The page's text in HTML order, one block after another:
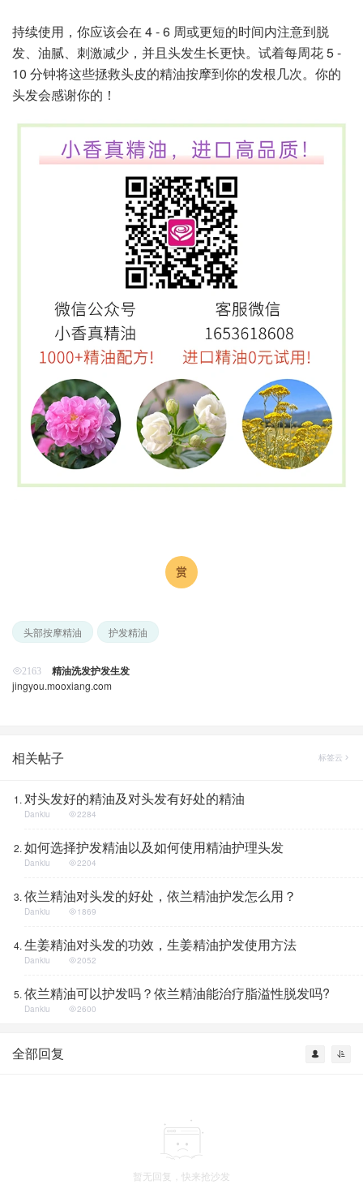
持续使用，你应该会在 4 - 6 周或更短的时间内注意到脱
发、油腻、刺激减少，并且头发生长更快。试着每周花 5 -
10 分钟将这些拯救头皮的精油按摩到你的发根几次。你的
头发会感谢你的！
头部按摩精油 护发精油
2163 精油洗发护发生发
jingyou.mooxiang.com
相关帖子 标签云
对头发好的精油及对头发有好处的精油
Dankiu 2284
如何选择护发精油以及如何使用精油护理头发
Dankiu 2204
依兰精油对头发的好处，依兰精油护发怎么用？
Dankiu 1869
生姜精油对头发的功效，生姜精油护发使用方法
Dankiu 2052
依兰精油可以护发吗？依兰精油能治疗脂溢性脱发吗?
Dankiu 2600
全部回复
暂无回复，快来抢沙发